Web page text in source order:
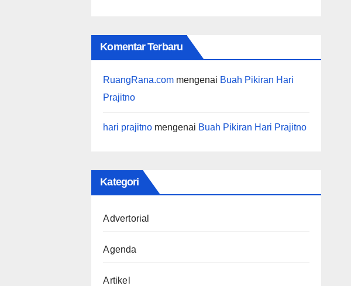
Komentar Terbaru
RuangRana.com mengenai Buah Pikiran Hari
Prajitno
hari prajitno mengenai Buah Pikiran Hari Prajitno
Kategori
Advertorial
Agenda
Artikel